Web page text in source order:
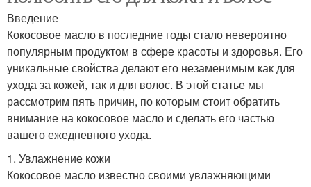
Введение
Кокосовое масло в последние годы стало невероятно
популярным продуктом в сфере красоты и здоровья. Его
уникальные свойства делают его незаменимым как для
ухода за кожей, так и для волос. В этой статье мы
рассмотрим пять причин, по которым стоит обратить
внимание на кокосовое масло и сделать его частью
вашего ежедневного ухода.
1. Увлажнение кожи
Кокосовое масло известно своими увлажняющими